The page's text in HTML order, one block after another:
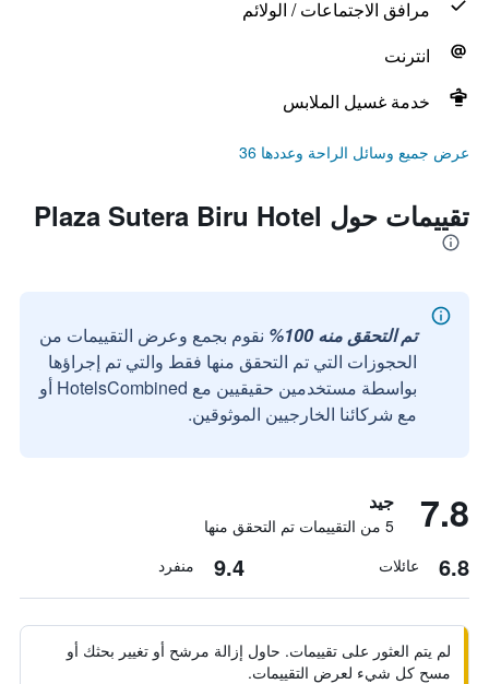
مرافق الاجتماعات / الولائم
انترنت
خدمة غسيل الملابس
عرض جميع وسائل الراحة وعددها 36
تقييمات حول Plaza Sutera Biru Hotel
تم التحقق منه 100%
نقوم بجمع وعرض التقييمات من
الحجوزات التي تم التحقق منها فقط والتي تم إجراؤها
بواسطة مستخدمين حقيقيين مع HotelsCombined أو
مع شركائنا الخارجيين الموثوقين.
7.8 جيد
5 من التقييمات تم التحقق منها
6.8 عائلات 9.4 منفرد
لم يتم العثور على تقييمات. حاول إزالة مرشح أو تغيير بحثك أو
مسح كل شيء لعرض التقييمات.